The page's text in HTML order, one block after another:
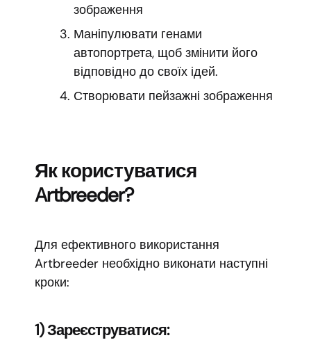
зображення
Маніпулювати генами
автопортрета, щоб змінити його
відповідно до своїх ідей.
Створювати пейзажні зображення
Як користуватися
Artbreeder?
Для ефективного використання
Artbreeder необхідно виконати наступні
кроки:
1) Зареєструватися: